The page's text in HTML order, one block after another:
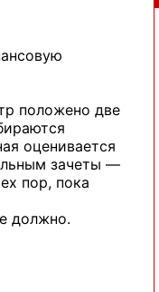
положено две
оценивается
зачеты —
пор, пока
должно.